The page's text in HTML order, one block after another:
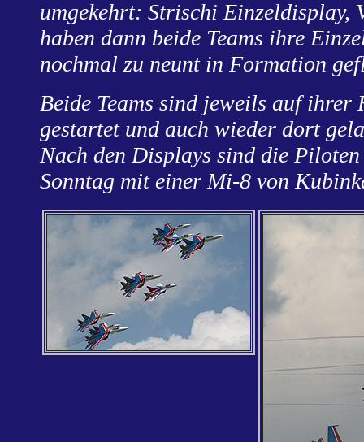
umgekehrt: Strischi Einzeldisplay,
haben dann beide Teams ihre
nochmal zu neunt in Formation
Beide Teams sind jeweils auf ihrer
gestartet und auch wieder dort
Nach den Displays sind die
Sonntag mit einer Mi-8 von